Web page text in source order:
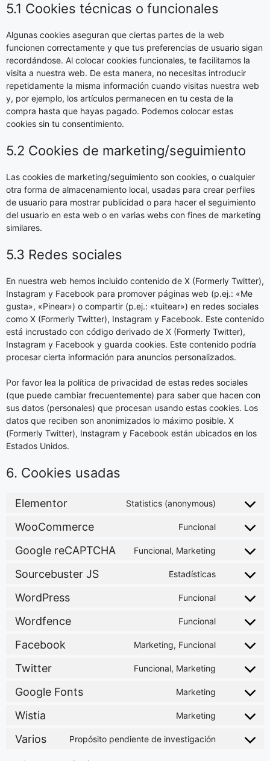
5.1 Cookies técnicas o funcionales
Algunas cookies aseguran que ciertas partes de la web
funcionen correctamente y que tus preferencias de usuario sigan
recordándose. Al colocar cookies funcionales, te facilitamos la
visita a nuestra web. De esta manera, no necesitas introducir
repetidamente la misma información cuando visitas nuestra web
y, por ejemplo, los artículos permanecen en tu cesta de la
compra hasta que hayas pagado. Podemos colocar estas
cookies sin tu consentimiento.
5.2 Cookies de marketing/seguimiento
Las cookies de marketing/seguimiento son cookies, o cualquier
otra forma de almacenamiento local, usadas para crear perfiles
de usuario para mostrar publicidad o para hacer el seguimiento
del usuario en esta web o en varias webs con fines de marketing
similares.
5.3 Redes sociales
En nuestra web hemos incluido contenido de X (Formerly Twitter),
Instagram y Facebook para promover páginas web (p.ej.: «Me
gusta», «Pinear») o compartir (p.ej.: «tuitear») en redes sociales
como X (Formerly Twitter), Instagram y Facebook. Este contenido
está incrustado con código derivado de X (Formerly Twitter),
Instagram y Facebook y guarda cookies. Este contenido podría
procesar cierta información para anuncios personalizados.
Por favor lea la política de privacidad de estas redes sociales
(que puede cambiar frecuentemente) para saber que hacen con
sus datos (personales) que procesan usando estas cookies. Los
datos que reciben son anonimizados lo máximo posible. X
(Formerly Twitter), Instagram y Facebook están ubicados en los
Estados Unidos.
6. Cookies usadas
Elementor Statistics (anonymous)
WooCommerce Funcional
Google reCAPTCHA Funcional, Marketing
Sourcebuster JS Estadísticas
WordPress Funcional
Wordfence Funcional
Facebook Marketing, Funcional
Twitter Funcional, Marketing
Google Fonts Marketing
Wistia Marketing
Varios Propósito pendiente de investigación